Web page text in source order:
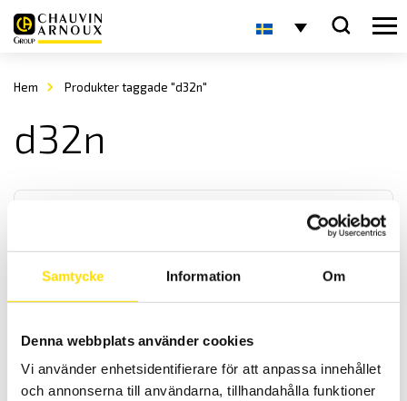
Samtycke Information Om
Denna webbplats använder cookies
Vi använder enhetsidentifierare för att anpassa innehållet
och annonserna till användarna, tillhandahålla funktioner
Hem Produkter taggade "d32n"
d32n
mycket låg fasvridning samt med ett brett frekvensband fås